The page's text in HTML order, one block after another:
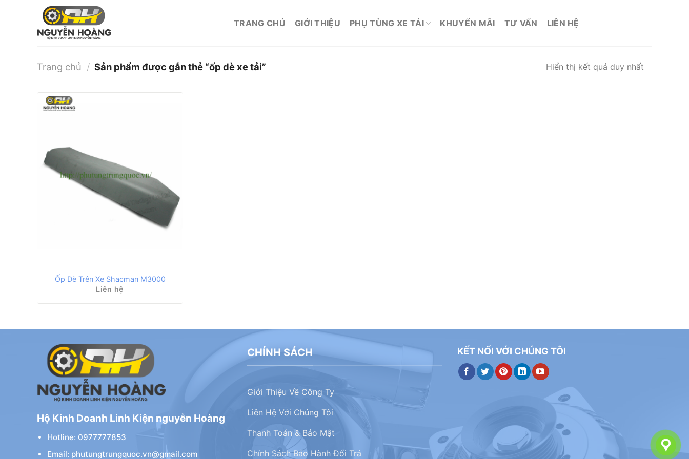
TRANG CHỦ GIỚI THIỆU PHỤ TÙNG XE TẢI KHUYẾN MÃI TƯ VẤN LIÊN HỆ
Trang chủ / Sản phẩm được gắn thẻ “ốp dè xe tải” Hiển thị kết quả duy nhất
Ốp Dè Trên Xe Shacman M3000
Liên hệ
Hộ Kinh Doanh Linh Kiện nguyễn Hoàng
Hotline: 0977777853
Email: phutungtrungquoc.vn@gmail.com
CHÍNH SÁCH
Giới Thiệu Về Công Ty
Liên Hệ Với Chúng Tôi
Thanh Toán & Bảo Mật
Chính Sách Bảo Hành Đổi Trả
KẾT NỐI VỚI CHÚNG TÔI